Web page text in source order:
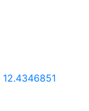
12.4346851